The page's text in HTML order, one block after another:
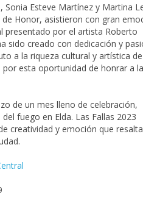
Sonia Esteve Martínez y Martina
Honor, asistieron con gran
presentado por el artista Roberto
sido creado con dedicación y
a la riqueza cultural y artística de
esta oportunidad de honrar a la
de un mes lleno de celebración,
fuego en Elda. Las Fallas 2023
creatividad y emoción que